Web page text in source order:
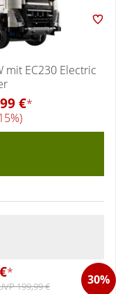
mit EC230 Electric
€*
* 30%
199,99 €